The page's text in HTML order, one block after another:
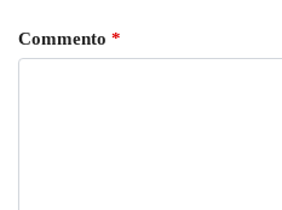
Commento *